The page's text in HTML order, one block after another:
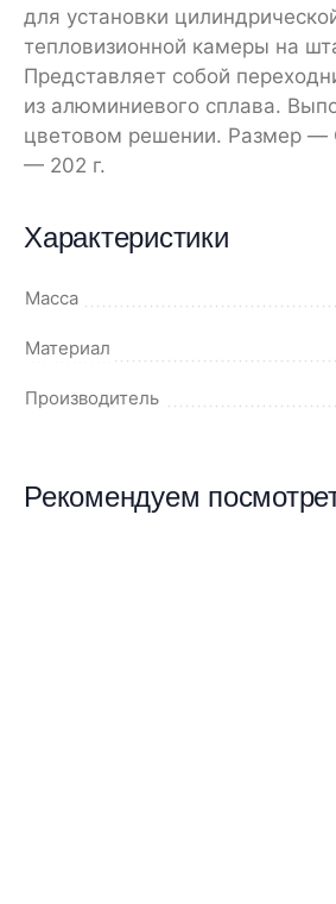
для установки
тепловизионной камеры на
Представляет собой
из алюминиевого сплава.
цветовом решении. Размер
— 202 г.
Характеристики
Масса
Материал
Производитель
Рекомендуем